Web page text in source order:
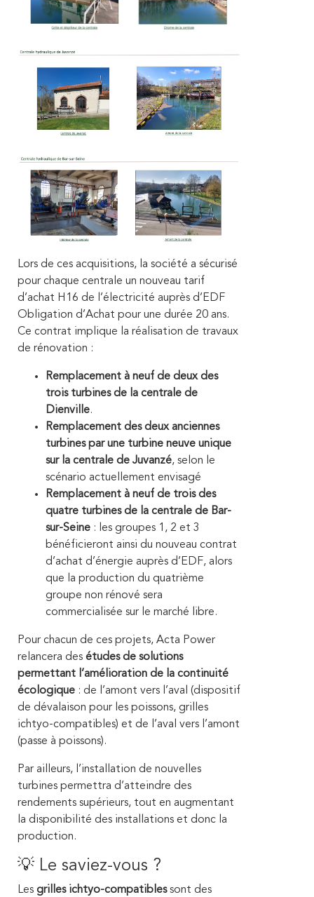
Lors de ces acquisitions, la société a sécurisé
pour chaque centrale un nouveau tarif
d’achat H16 de l’électricité auprès d’EDF
Obligation d’Achat pour une durée 20 ans.
Ce contrat implique la réalisation de travaux
de rénovation :
Remplacement à neuf de deux des
trois turbines de la centrale de
Dienville.
Remplacement des deux anciennes
turbines par une turbine neuve unique
sur la centrale de Juvanzé, selon le
scénario actuellement envisagé
Remplacement à neuf de trois des
quatre turbines de la centrale de Bar-
sur-Seine : les groupes 1, 2 et 3
bénéficieront ainsi du nouveau contrat
d’achat d’énergie auprès d’EDF, alors
que la production du quatrième
groupe non rénové sera
commercialisée sur le marché libre.
Pour chacun de ces projets, Acta Power
relancera des études de solutions
permettant l’amélioration de la continuité
écologique : de l’amont vers l’aval (dispositif
de dévalaison pour les poissons, grilles
ichtyo-compatibles) et de l’aval vers l’amont
(passe à poissons).
Par ailleurs, l’installation de nouvelles
turbines permettra d’atteindre des
rendements supérieurs, tout en augmentant
la disponibilité des installations et donc la
production.
💡 Le saviez-vous ?
Les grilles ichtyo-compatiblessont des